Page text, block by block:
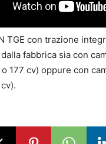
TGE con trazione
fabbrica sia con
177 cv) oppure con